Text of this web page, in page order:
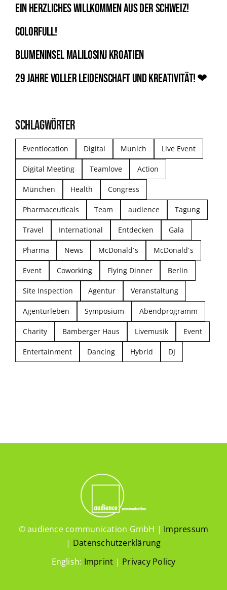
Ein herzliches Willkommen aus der Schweiz!
Colorfull!
Blumeninsel Malilosinj Kroatien
29 Jahre voller Leidenschaft und Kreativität! ❤
SCHLAGWÖRTER
Eventlocation Digital Munich Live Event
Digital Meeting Teamlove Action
München Health Congress
Pharmaceuticals Team audience Tagung
Travel International Entdecken Gala
Pharma News McDonald´s McDonald´s
Event Coworking Flying Dinner Berlin
Site Inspection Agentur Veranstaltung
Agenturleben Symposium Abendprogramm
Charity Bamberger Haus Livemusik Event
Entertainment Dancing Hybrid DJ
© audience communication GmbH | Impressum
| Datenschutzerklärung
English: Imprint | Privacy Policy